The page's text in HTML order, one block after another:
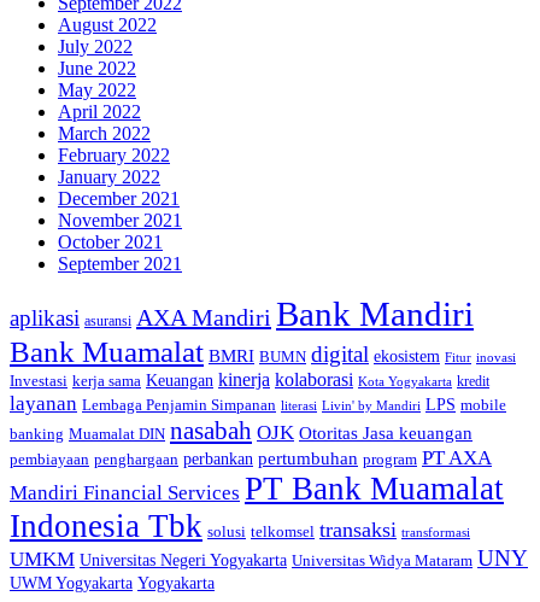
August 2022
July 2022
June 2022
May 2022
April 2022
March 2022
February 2022
January 2022
December 2021
November 2021
October 2021
September 2021
aplikasi asuransi AXA Mandiri Bank Mandiri
Bank Muamalat BMRI BUMN digital ekosistem Fitur inovasi
Investasi kerja sama Keuangan kinerja kolaborasi Kota Yogyakarta kredit
layanan Lembaga Penjamin Simpanan literasi Livin' by Mandiri LPS mobile
banking Muamalat DIN nasabah OJK Otoritas Jasa keuangan
pembiayaan penghargaan perbankan pertumbuhan program PT AXA
Mandiri Financial Services PT Bank Muamalat
Indonesia Tbk solusi telkomsel transaksi transformasi
UMKM Universitas Negeri Yogyakarta Universitas Widya Mataram UNY
UWM Yogyakarta Yogyakarta